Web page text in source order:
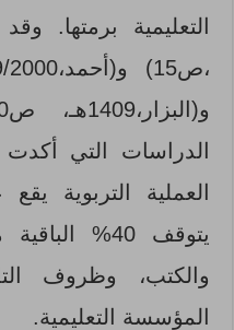
العملية التربوية
يتوقف 40%
والكتب، وظروف
المؤسسة التعليمية.